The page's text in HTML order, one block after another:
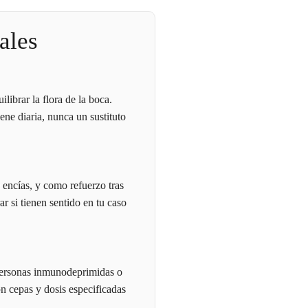
la flora de la boca.
diaria, nunca un sustituto
y como refuerzo tras
si tienen sentido en tu caso
inmunodeprimidas o
cepas y dosis especificadas